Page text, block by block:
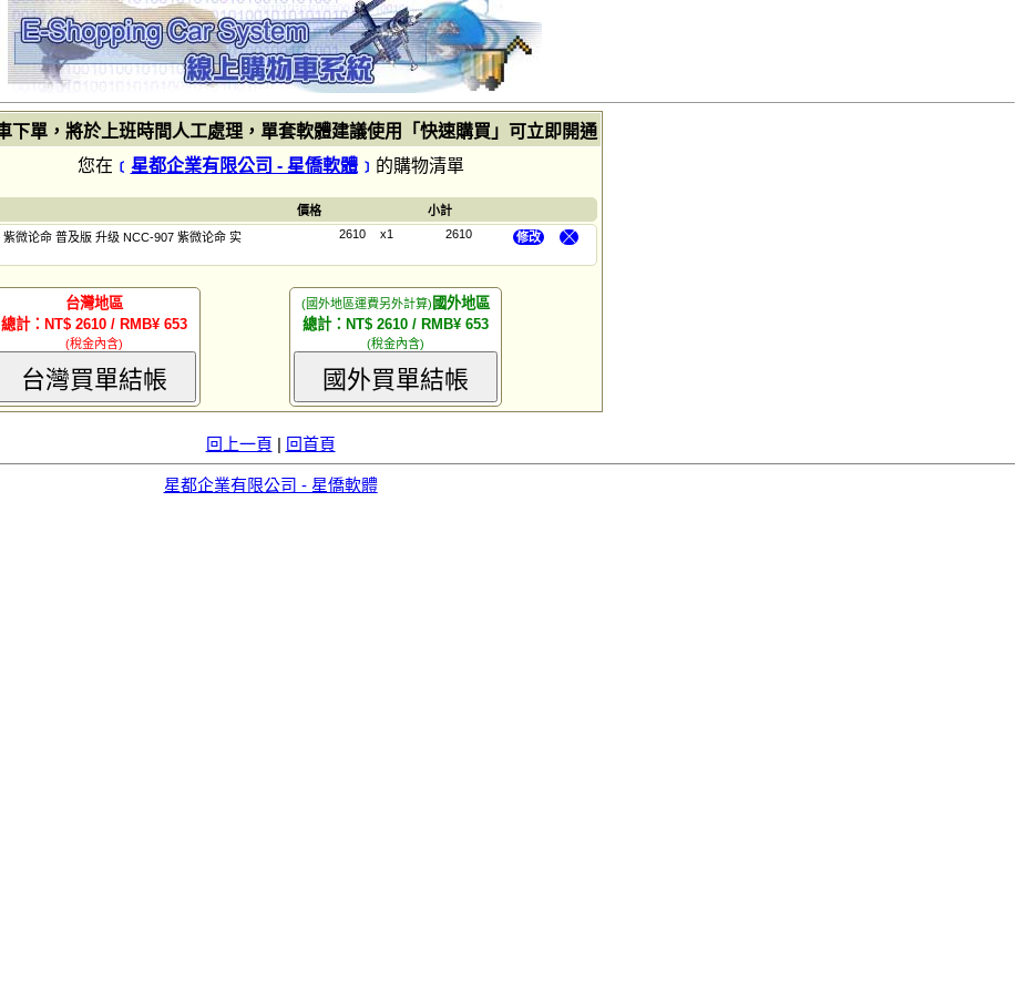
下單，將於上班時間人工處理，單套軟體建議使用「快速購買」可立即開通
您在 ﹝ 星都企業有限公司 - 星僑軟體﹞ 的購物清單
價格
小計
紫微论命 普及版 升级 NCC-907 紫微论命 实
2610 x1 2610 ╳
修改
台灣地區
總計：NT$ 2610 / RMB¥ 653
(稅金內含)
台灣買單結帳
(國外地區運費另外計算) 國外地區
總計：NT$ 2610 / RMB¥ 653
(稅金內含)
國外買單結帳
回上一頁 | 回首頁
星都企業有限公司 - 星僑軟體